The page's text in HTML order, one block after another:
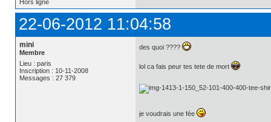
Hors ligne
22-06-2012 11:04:58
mini
Membre
Lieu : paris
Inscription : 10-11-2008
Messages : 27 379
des quoi ????
lol ca fais peur tes tete de mort
je voudrais une fée